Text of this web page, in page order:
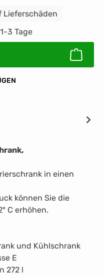
Lieferschäden
3 Tage
in einen
können Sie die
C erhöhen.
und Kühlschrank
E
272 l